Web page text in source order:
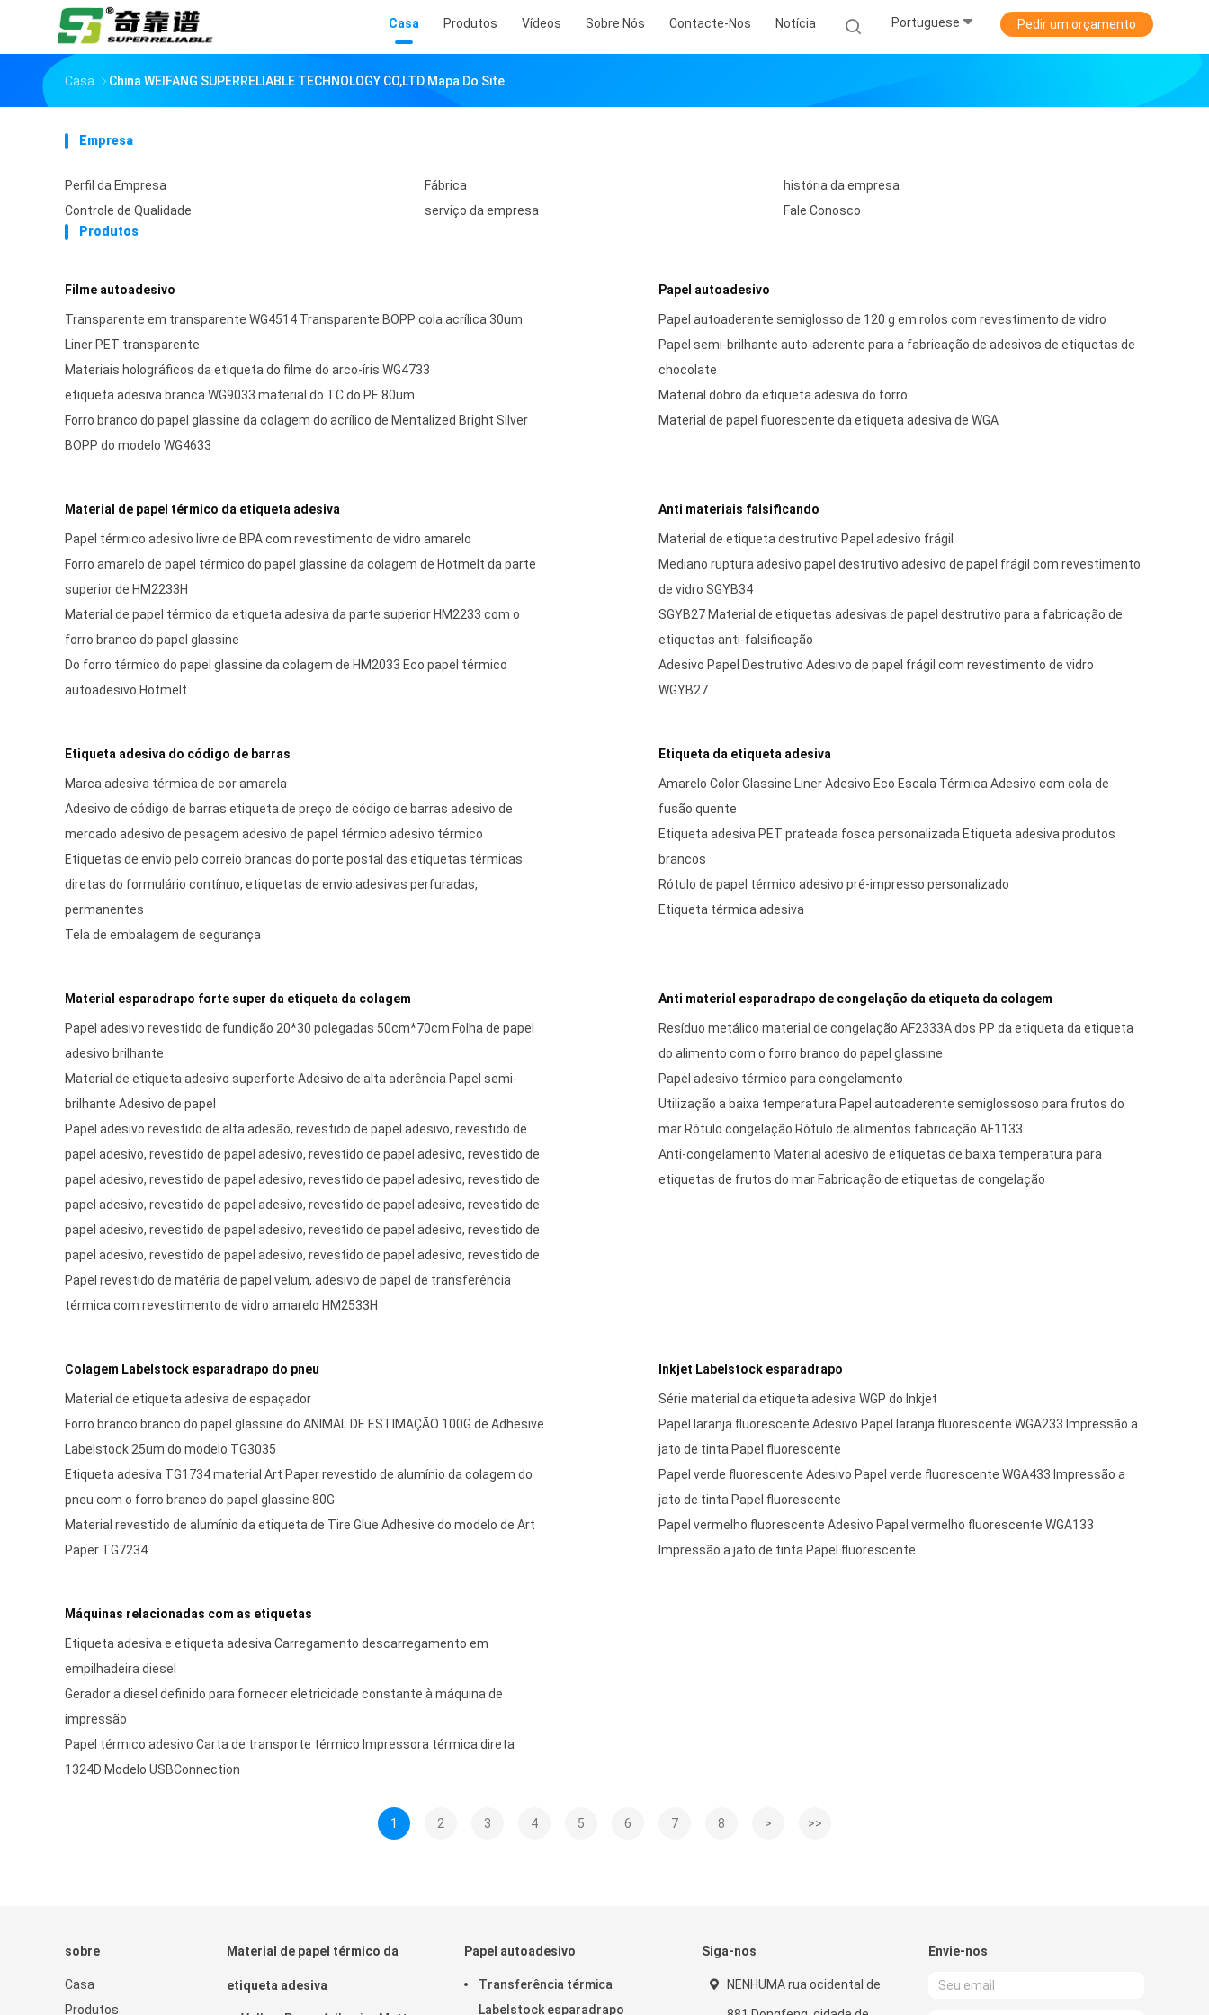
Casa Produtos Vídeos Sobre Nós Contacte-Nos Notícia Portuguese Pedir um orçamento
Casa China WEIFANG SUPERRELIABLE TECHNOLOGY CO,LTD Mapa Do Site
Empresa
Perfil da Empresa Fábrica
história da empresa
Controle de Qualidade
serviço da empresa
Fale Conosco
Produtos
Filme autoadesivo
Transparente em transparente WG4514 Transparente BOPP cola acrílica 30um
Liner PET transparente
Materiais holográficos da etiqueta do filme do arco-íris WG4733
etiqueta adesiva branca WG9033 material do TC do PE 80um
Forro branco do papel glassine da colagem do acrílico de Mentalized Bright Silver
BOPP do modelo WG4633
Papel autoadesivo
Papel autoaderente semiglosso de 120 g em rolos com revestimento de vidro
Papel semi-brilhante auto-aderente para a fabricação de adesivos de etiquetas de
chocolate
Material dobro da etiqueta adesiva do forro
Material de papel fluorescente da etiqueta adesiva de WGA
Material de papel térmico da etiqueta adesiva
Papel térmico adesivo livre de BPA com revestimento de vidro amarelo
Forro amarelo de papel térmico do papel glassine da colagem de Hotmelt da parte
superior de HM2233H
Material de papel térmico da etiqueta adesiva da parte superior HM2233 com o
forro branco do papel glassine
Do forro térmico do papel glassine da colagem de HM2033 Eco papel térmico
autoadesivo Hotmelt
Anti materiais falsificando
Material de etiqueta destrutivo Papel adesivo frágil
Mediano ruptura adesivo papel destrutivo adesivo de papel frágil com revestimento
de vidro SGYB34
SGYB27 Material de etiquetas adesivas de papel destrutivo para a fabricação de
etiquetas anti-falsificação
Adesivo Papel Destrutivo Adesivo de papel frágil com revestimento de vidro
WGYB27
Etiqueta adesiva do código de barras
Marca adesiva térmica de cor amarela
Adesivo de código de barras etiqueta de preço de código de barras adesivo de
mercado adesivo de pesagem adesivo de papel térmico adesivo térmico
Etiquetas de envio pelo correio brancas do porte postal das etiquetas térmicas
diretas do formulário contínuo, etiquetas de envio adesivas perfuradas,
permanentes
Tela de embalagem de segurança
Etiqueta da etiqueta adesiva
Amarelo Color Glassine Liner Adesivo Eco Escala Térmica Adesivo com cola de
fusão quente
Etiqueta adesiva PET prateada fosca personalizada Etiqueta adesiva produtos
brancos
Rótulo de papel térmico adesivo pré-impresso personalizado
Etiqueta térmica adesiva
Material esparadrapo forte super da etiqueta da colagem
Papel adesivo revestido de fundição 20*30 polegadas 50cm*70cm Folha de papel
adesivo brilhante
Material de etiqueta adesivo superforte Adesivo de alta aderência Papel semi-
brilhante Adesivo de papel
Papel adesivo revestido de alta adesão, revestido de papel adesivo, revestido de
papel adesivo, revestido de papel adesivo, revestido de papel adesivo, revestido de
papel adesivo, revestido de papel adesivo, revestido de papel adesivo, revestido de
papel adesivo, revestido de papel adesivo, revestido de papel adesivo, revestido de
papel adesivo, revestido de papel adesivo, revestido de papel adesivo, revestido de
papel adesivo, revestido de papel adesivo, revestido de papel adesivo, revestido de
Papel revestido de matéria de papel velum, adesivo de papel de transferência
térmica com revestimento de vidro amarelo HM2533H
Anti material esparadrapo de congelação da etiqueta da colagem
Resíduo metálico material de congelação AF2333A dos PP da etiqueta da etiqueta
do alimento com o forro branco do papel glassine
Papel adesivo térmico para congelamento
Utilização a baixa temperatura Papel autoaderente semiglossoso para frutos do
mar Rótulo congelação Rótulo de alimentos fabricação AF1133
Anti-congelamento Material adesivo de etiquetas de baixa temperatura para
etiquetas de frutos do mar Fabricação de etiquetas de congelação
Colagem Labelstock esparadrapo do pneu
Material de etiqueta adesiva de espaçador
Forro branco branco do papel glassine do ANIMAL DE ESTIMAÇÃO 100G de Adhesive
Labelstock 25um do modelo TG3035
Etiqueta adesiva TG1734 material Art Paper revestido de alumínio da colagem do
pneu com o forro branco do papel glassine 80G
Material revestido de alumínio da etiqueta de Tire Glue Adhesive do modelo de Art
Paper TG7234
Inkjet Labelstock esparadrapo
Série material da etiqueta adesiva WGP do Inkjet
Papel laranja fluorescente Adesivo Papel laranja fluorescente WGA233 Impressão a
jato de tinta Papel fluorescente
Papel verde fluorescente Adesivo Papel verde fluorescente WGA433 Impressão a
jato de tinta Papel fluorescente
Papel vermelho fluorescente Adesivo Papel vermelho fluorescente WGA133
Impressão a jato de tinta Papel fluorescente
Máquinas relacionadas com as etiquetas
Etiqueta adesiva e etiqueta adesiva Carregamento descarregamento em
empilhadeira diesel
Gerador a diesel definido para fornecer eletricidade constante à máquina de
impressão
Papel térmico adesivo Carta de transporte térmico Impressora térmica direta
1324D Modelo USBConnection
1 2 3 4 5 6 7 8 > >>
sobre
Casa
Produtos
Material de papel térmico da
etiqueta adesiva
Papel autoadesivo
Transferência térmica
Labelstock esparadrapo
Siga-nos
NENHUMA rua ocidental de
Envie-nos